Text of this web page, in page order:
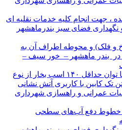
فضای سبز بندرماهشهر
و فلک) و محوطه اطراف آن به
واقع در بندر ماهشهر – خور سیف –
خرید و تجهیزخودروی ۶ چرخ با توان حداقل ۱۴۰ اسب بخار از نوع
عمرانی و راهسازی شهرداری
خطوط دفع آب‌های سطحی